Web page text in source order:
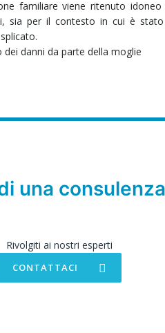
familiare viene ritenuto
sia per il contesto in cui è
danni da parte della moglie
una
Rivolgiti ai nostri esperti
CONTATTACI